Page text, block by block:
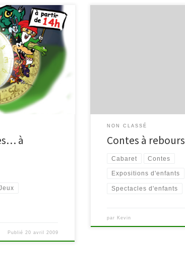
Contes à rebours,
Au programme
ballons « Rêvons
pressées par
: Concert solo
à
Publié 20 avril 2009
NON CLASSÉ
Contes à rebours
Cabaret Contes
Expositions d'enfants
Spectacles d'enfants
par Kevin